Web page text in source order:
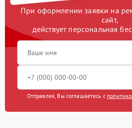
При оформлении заявки на
сайт,
действует персональная
Отправляя, Вы соглашаетесь с